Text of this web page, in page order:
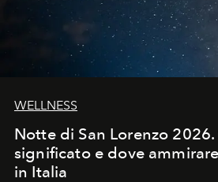
WELLNESS
Notte di San Lorenzo 2026.
significato e dove
in Italia